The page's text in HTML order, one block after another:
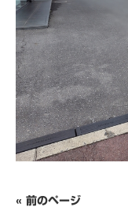
« 前のページ